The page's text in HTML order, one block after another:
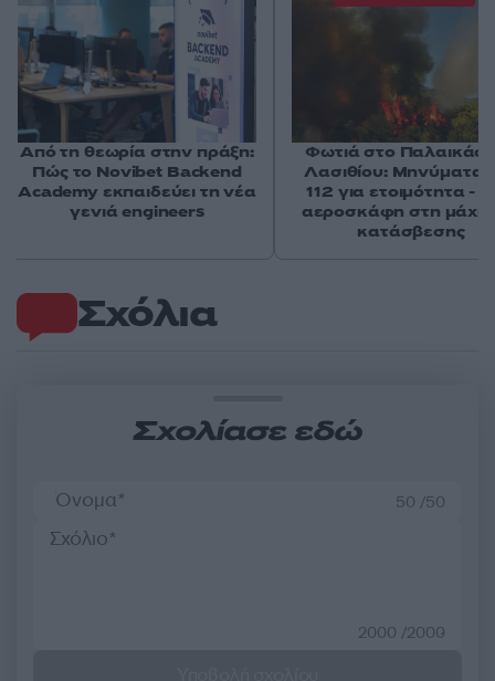
Σχόλια
Σχολίασε εδώ
50 /50
2000 /2000
Από τη θεωρία στην πράξη:
Πώς το Novibet Backend
Academy εκπαιδεύει τη νέα
γενιά engineers
Φωτιά στο
Λασιθίου: Μηνύματα
112 για ετοιμότητα -
αεροσκάφη στη μάχη
κατάσβεσης